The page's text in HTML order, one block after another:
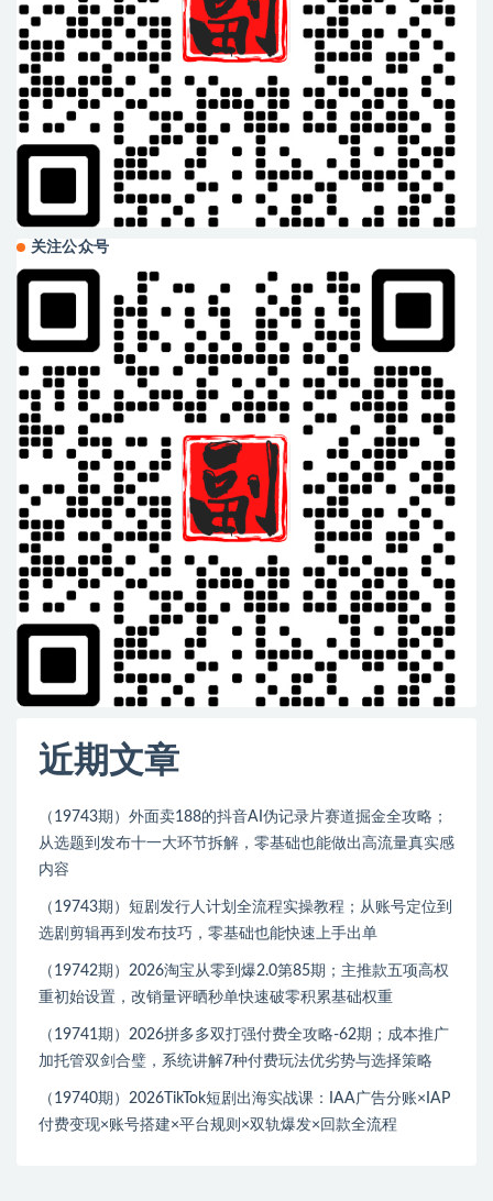
关注公众号
近期文章
（19743期）外面卖188的抖音AI伪记录片赛道掘金全攻略；
从选题到发布十一大环节拆解，零基础也能做出高流量真实感
内容
（19743期）短剧发行人计划全流程实操教程；从账号定位到
选剧剪辑再到发布技巧，零基础也能快速上手出单
（19742期）2026淘宝从零到爆2.0第85期；主推款五项高权
重初始设置，改销量评晒秒单快速破零积累基础权重
（19741期）2026拼多多双打强付费全攻略-62期；成本推广
加托管双剑合璧，系统讲解7种付费玩法优劣势与选择策略
（19740期）2026TikTok短剧出海实战课：IAA广告分账×IAP
付费变现×账号搭建×平台规则×双轨爆发×回款全流程